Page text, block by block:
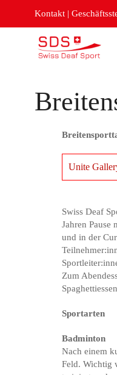
Kontakt |
Unite
Swiss Deaf
Jahren Pause
und in der
Zum
Sportarten
Badminton
Nach einem
Feld. Wichtig